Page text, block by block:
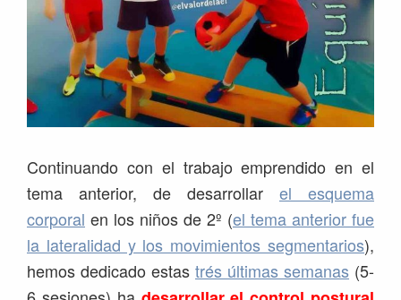
Continuando con el trabajo emprendido en el
tema anterior, de desarrollar el esquema
corporal en los niños de 2º (el tema anterior fue
la lateralidad y los movimientos segmentarios),
hemos dedicado estas trés últimas semanas (5-